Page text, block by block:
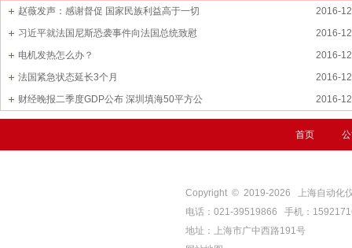
2016-
赵薇发声：感谢督促 国家民族利益高于一切
2016-
习近平就法国尼斯恐袭事件向法国总统致慰
2016-
电机发热怎么办？
2016-
法国紧急状态延长3个月
2016-
财经晚报二季度GDP公布 深圳填海50平方公
首页
Copyright © 2019-2026
上海自动化
电话：021-39519866 手机：
地址：上海市广中西路191号